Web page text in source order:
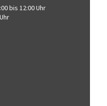
bis 12:00 Uhr